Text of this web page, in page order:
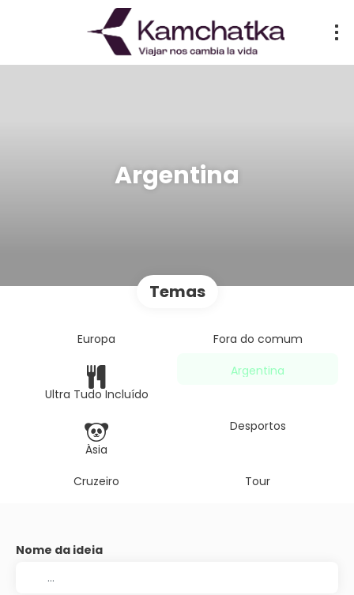
Argentina
Temas
Europa Fora do comum
Ultra Tudo Incluído
Argentina
Ásia
Desportos
Cruzeiro Tour
Nome da ideia